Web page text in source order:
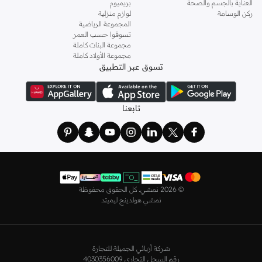
وباستايلات كاجوال أو رسمية. لدينا خيارات متعددة من علامات رائدة مثل
! اختاري من مجموعتنا قطعًا أنثوية مثل
، أو اقتني العبوات الاقتصادية التي تحتوي على كافة القطع الأساسية.
مريحة، بما في ذلك قمصان النوم والبيجامات من علامات
نعومي
وغيرها.
استعدي لأجواء الصيف مع مجموعتنا من ملابس السباحة التي تضم كل ما تحتاجينه،
مستلزمات الشاطئ أو المسبح.
من علامات رائدة مثلتمبرلاندو لاكوست وغانتوجيوردانووغيرها، لتكون دائمًا في أبهى
صورة سواء كنت متوجهاً إلى عملك أو تقضي عطلة نهاية الأسبوع برفقة أصدقائك
ستجد لدينا في مجموعة التيشيرتات والقمصان كل ما تحتاجه مع مجموعة متنوعة من
وفي نزهاتك مع أصدقائك. واطلع على الكنزات والهوديز و
العناية بالجسم والصحة
ركن الوسامة
بريميوم
لوازم منزلية
المجموعة الرياضية
تسوقوا حسب العمر
مجموعة البنات كاملة
مجموعة الأولاد كاملة
تسوق عبر التطبيق
تابعنا
© 2026 نمشي. كل الحقوق محفوظة
نمشي هولدينج ليميتد
شركة أزيائي الجميلة للتجارة
رقم السجل التجاري 4030356009